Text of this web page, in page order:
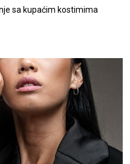
sa kupaćim kostimima